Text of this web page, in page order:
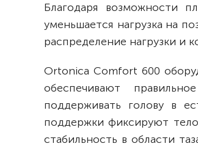
Благодаря возможности
уменьшается нагрузка на
распределение нагрузки и
Ortonica Comfort 600
обеспечивают
поддерживать голову в
поддержки фиксируют
стабильность в области